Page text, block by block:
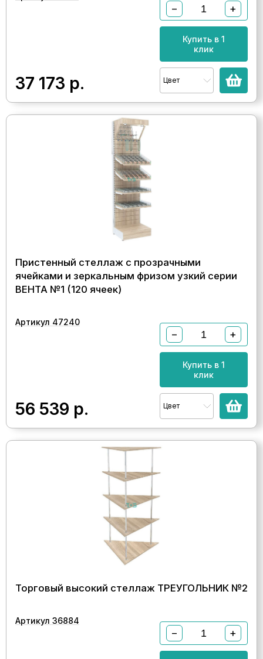
37 173 р.
− +
Купить в 1
клик
Цвет
Пристенный стеллаж с прозрачными
ячейками и зеркальным фризом узкий серии
ВЕНТА №1 (120 ячеек)
Артикул 47240
56 539 р.
− +
Купить в 1
клик
Цвет
Торговый высокий стеллаж ТРЕУГОЛЬНИК №2
Артикул 36884
− +